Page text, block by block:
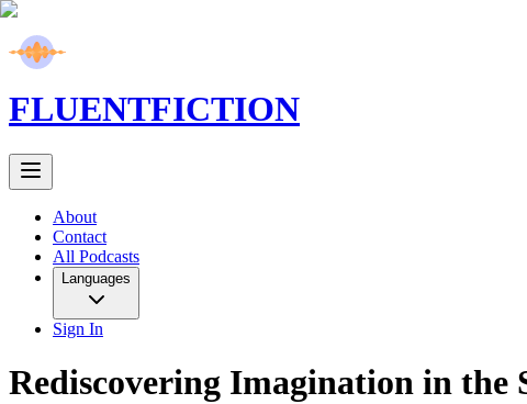
FLUENTFICTION
About
Contact
All Podcasts
Languages
Sign In
Rediscovering Imagination in the